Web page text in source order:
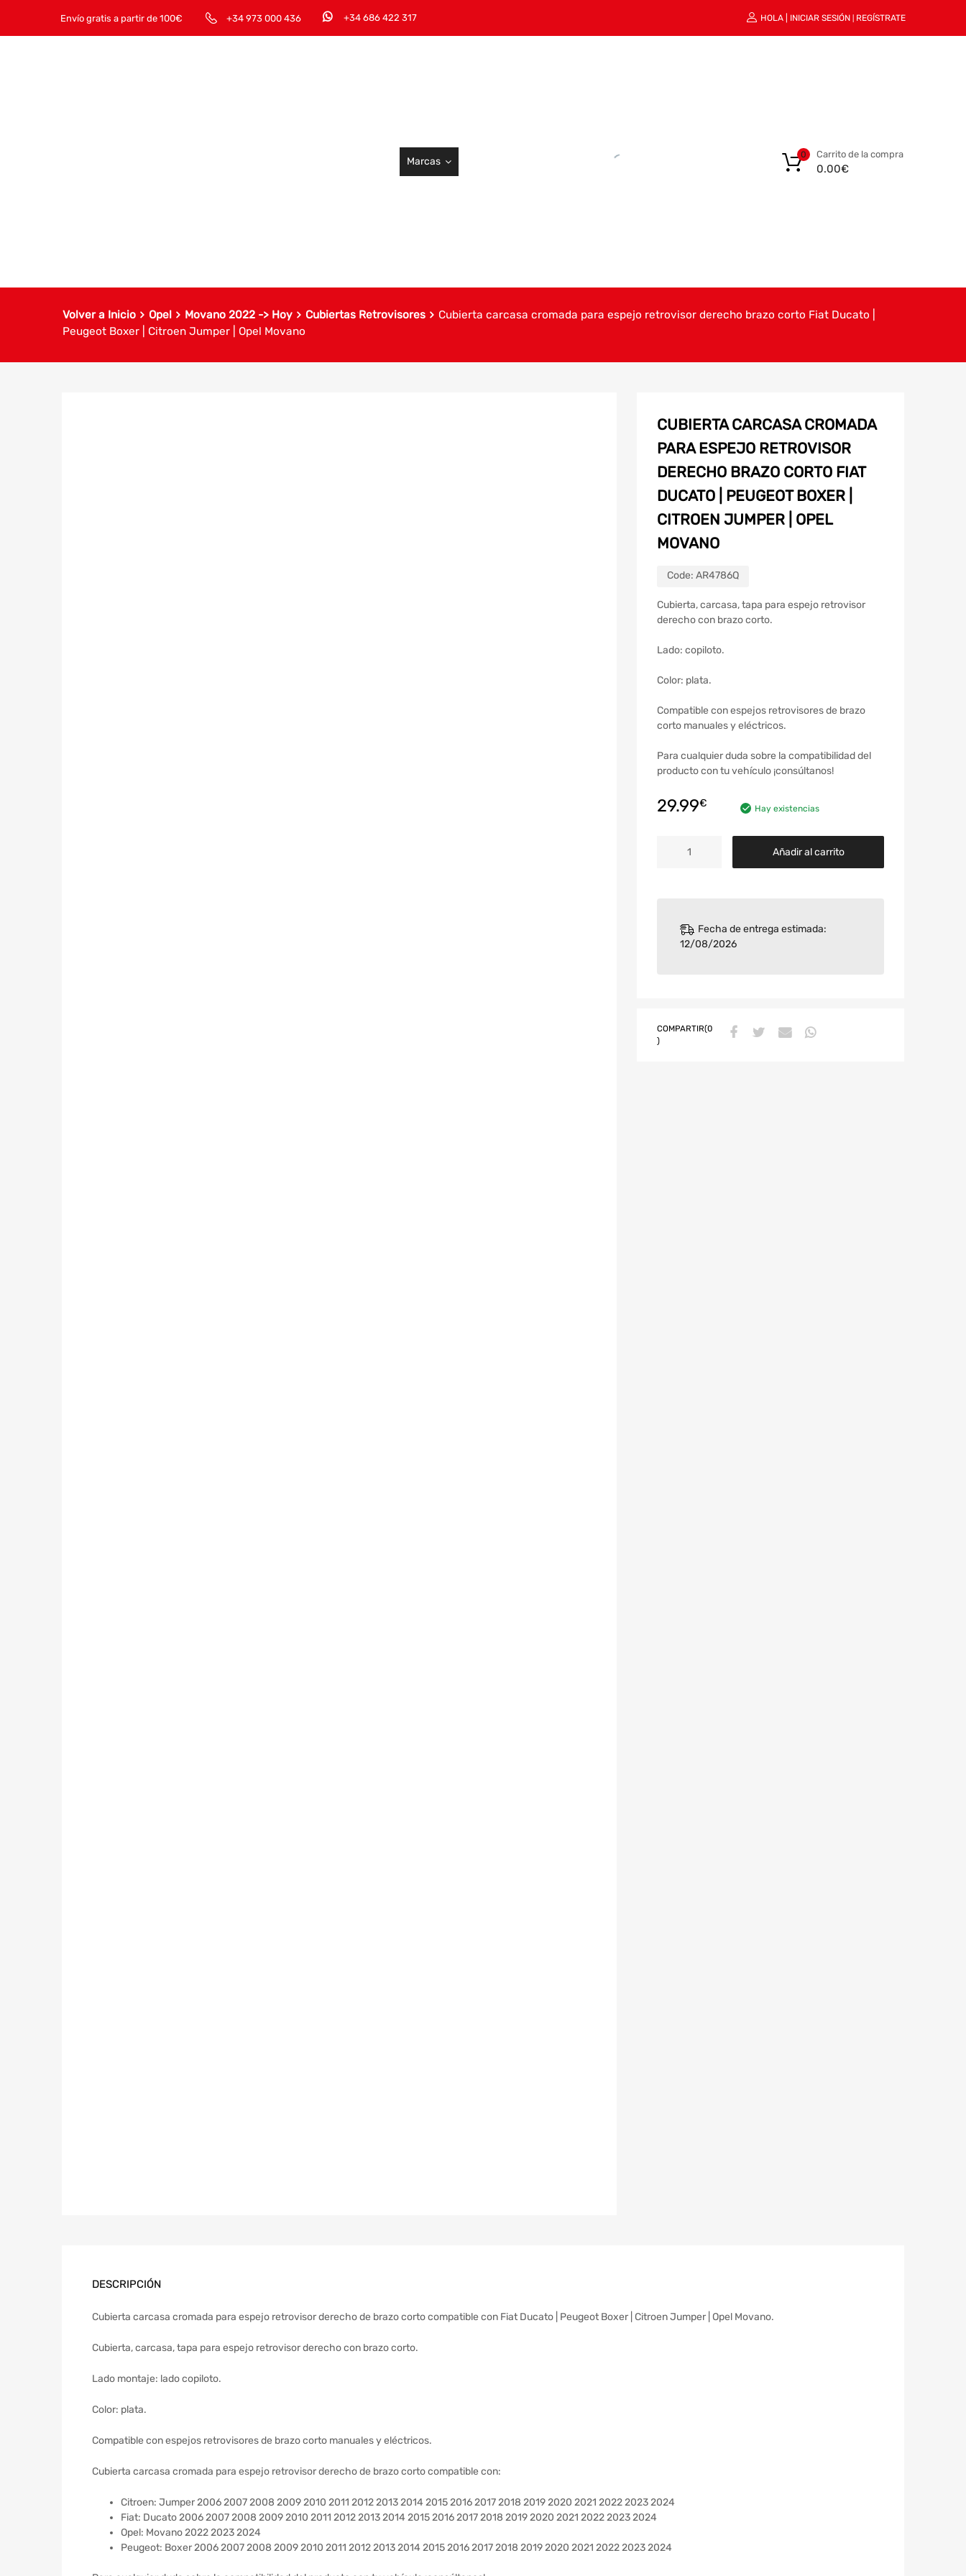
Envío gratis a partir de 100€ +34 973 000 436 +34 686 422 317 HOLA | INICIAR SESIÓN REGÍSTRATE
Marcas
Carrito de la compra
0.00€
0
Volver a Inicio Opel Movano 2022 -> Hoy Cubiertas Retrovisores
Cubierta carcasa cromada para espejo retrovisor derecho brazo corto Fiat Ducato |
Peugeot Boxer | Citroen Jumper | Opel Movano
CUBIERTA CARCASA CROMADA
PARA ESPEJO RETROVISOR
DERECHO BRAZO CORTO FIAT
DUCATO | PEUGEOT BOXER |
CITROEN JUMPER | OPEL
MOVANO
Code: AR4786Q
Cubierta, carcasa, tapa para espejo retrovisor
derecho con brazo corto.
Lado: copiloto.
Color: plata.
Compatible con espejos retrovisores de brazo
corto manuales y eléctricos.
Para cualquier duda sobre la compatibilidad del
producto con tu vehículo ¡consúltanos!
29.99€ Hay existencias
Añadir al carrito
Fecha de entrega estimada:
12/08/2026
COMPARTIR(0
)
DESCRIPCIÓN
Cubierta carcasa cromada para espejo retrovisor derecho de brazo corto compatible con Fiat Ducato | Peugeot Boxer | Citroen Jumper | Opel Movano.
Cubierta, carcasa, tapa para espejo retrovisor derecho con brazo corto.
Lado montaje: lado copiloto.
Color: plata.
Compatible con espejos retrovisores de brazo corto manuales y eléctricos.
Cubierta carcasa cromada para espejo retrovisor derecho de brazo corto compatible con:
Citroen: Jumper 2006 2007 2008 2009 2010 2011 2012 2013 2014 2015 2016 2017 2018 2019 2020 2021 2022 2023 2024
Fiat: Ducato 2006 2007 2008 2009 2010 2011 2012 2013 2014 2015 2016 2017 2018 2019 2020 2021 2022 2023 2024
Opel: Movano 2022 2023 2024
Peugeot: Boxer 2006 2007 2008 2009 2010 2011 2012 2013 2014 2015 2016 2017 2018 2019 2020 2021 2022 2023 2024